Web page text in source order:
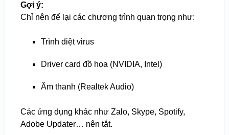
Gợi ý:
Chỉ nên để lại các chương trình quan trọng như:
Trình diệt virus
Driver card đồ họa (NVIDIA, Intel)
Âm thanh (Realtek Audio)
Các ứng dụng khác như Zalo, Skype, Spotify,
Adobe Updater… nên tắt.